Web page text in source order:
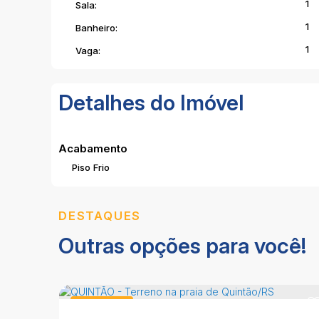
Sala: 1
Banheiro: 1
Vaga: 1
Detalhes do Imóvel
Acabamento
Piso Frio
DESTAQUES
Outras opções para você!